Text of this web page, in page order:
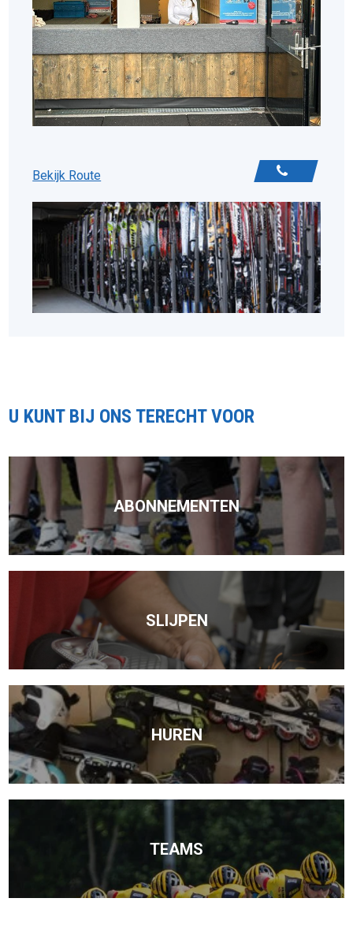
Bekijk Route
U KUNT BIJ ONS TERECHT VOOR
ABONNEMENTEN
SLIJPEN
HUREN
TEAMS